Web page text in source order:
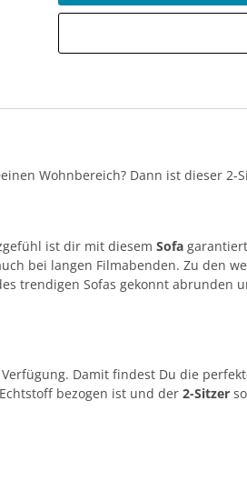
Wohnbereich? Dann ist dieser 2-
ist dir mit diesemSofa
bei langen Filmabenden. Zu den
trendigen Sofas gekonnt abrunden
Damit findest Du die
bezogen ist und der 2-Sitzer